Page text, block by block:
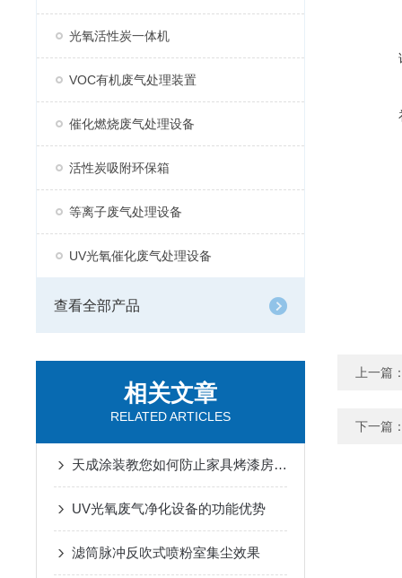
光氧活性炭一体机
VOC有机废气处理装置
催化燃烧废气处理设备
活性炭吸附环保箱
等离子废气处理设备
UV光氧催化废气处理设备
查看全部产品
相关文章
RELATED ARTICLES
天成涂装教您如何防止家具烤漆房变形？
UV光氧废气净化设备的功能优势
滤筒脉冲反吹式喷粉室集尘效果
上一篇
下一篇